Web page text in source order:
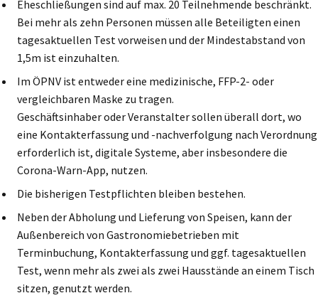
Eheschließungen sind auf max. 20 Teilnehmende beschränkt.
Bei mehr als zehn Personen müssen alle Beteiligten einen
tagesaktuellen Test vorweisen und der Mindestabstand von
1,5m ist einzuhalten.
Im ÖPNV ist entweder eine medizinische, FFP-2- oder
vergleichbaren Maske zu tragen.
Geschäftsinhaber oder Veranstalter sollen überall dort, wo
eine Kontakterfassung und -nachverfolgung nach Verordnung
erforderlich ist, digitale Systeme, aber insbesondere die
Corona-Warn-App, nutzen.
Die bisherigen Testpflichten bleiben bestehen.
Neben der Abholung und Lieferung von Speisen, kann der
Außenbereich von Gastronomiebetrieben mit
Terminbuchung, Kontakterfassung und ggf. tagesaktuellen
Test, wenn mehr als zwei als zwei Hausstände an einem Tisch
sitzen, genutzt werden.